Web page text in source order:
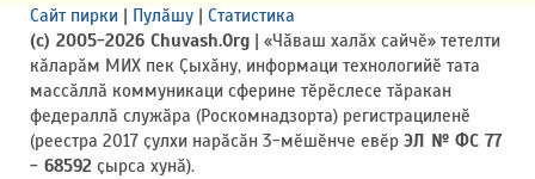
Сайт пирки | Пулӑшу | Статистика
(c) 2005-2026 Chuvash.Org | «Чӑваш халӑх сайчӗ» тетелти
кӑларӑм МИХ пек Ҫыхӑну, информаци технологийӗ тата
массӑллӑ коммуникаци сферине тӗрӗслесе тӑракан
федераллӑ служӑра (Роскомнадзорта) регистрациленӗ
(реестра 2017 ҫулхи нарӑсӑн 3-мӗшӗнче евӗр ЭЛ № ФС 77
- 68592 ҫырса хунӑ).